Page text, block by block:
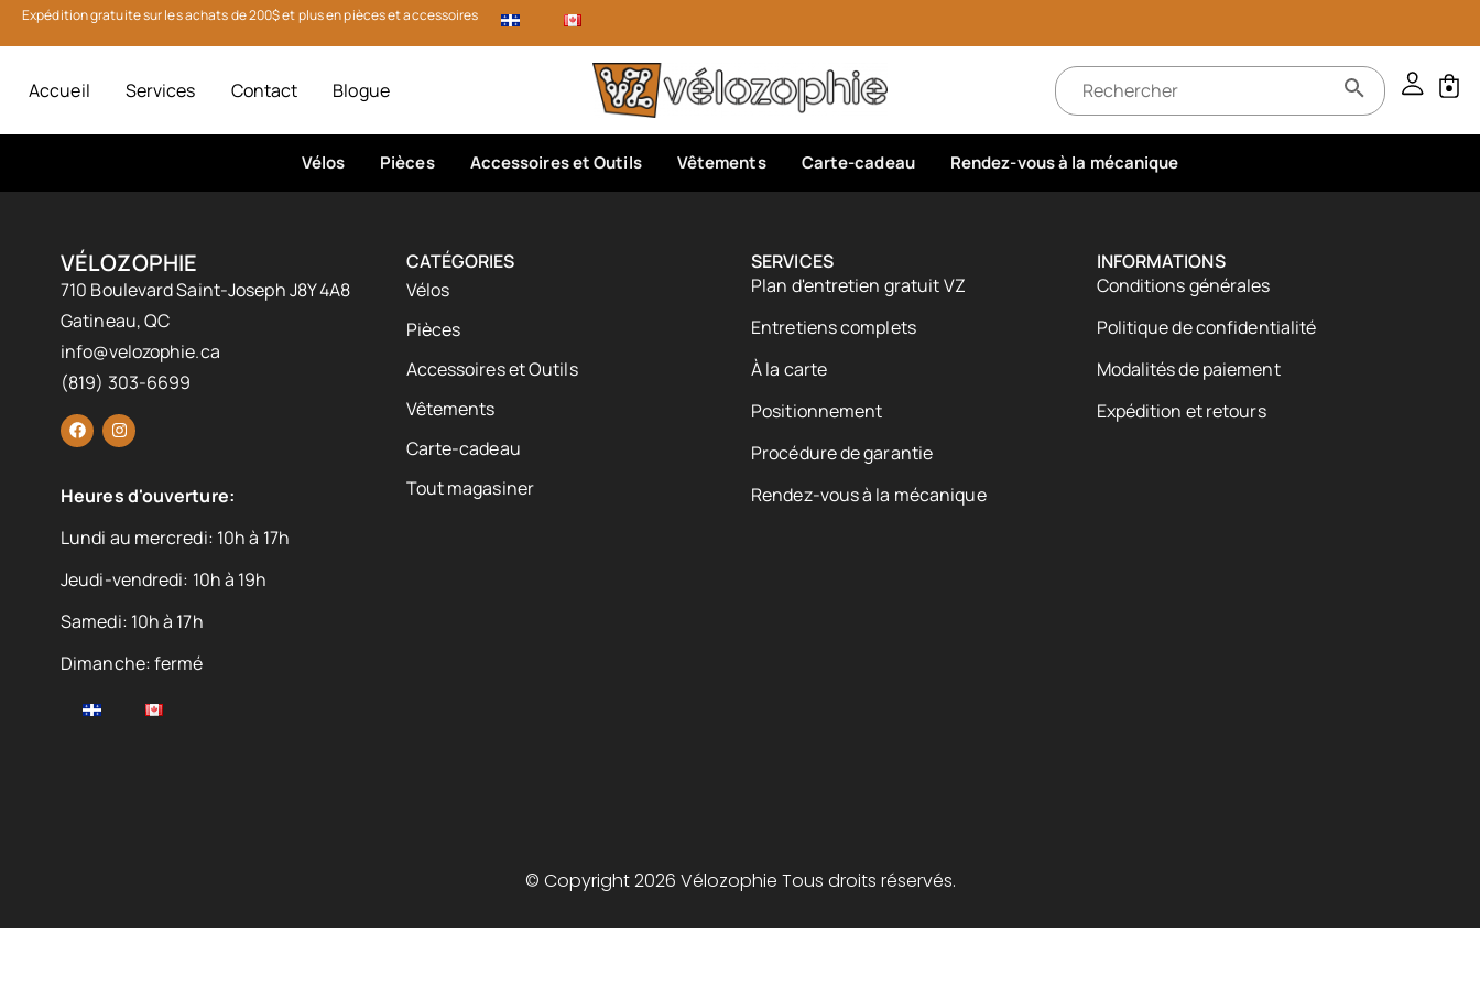
Expédition gratuite sur les achats de 200$ et plus en pièces et accessoires
Accueil Services Contact Blogue
Vélos Pièces Accessoires et Outils Vêtements Carte-cadeau Rendez-vous à la mécanique
VÉLOZOPHIE
710 Boulevard Saint-Joseph J8Y 4A8
Gatineau, QC
info@velozophie.ca
(819) 303-6699
Heures d'ouverture:
Lundi au mercredi: 10h à 17h
Jeudi-vendredi: 10h à 19h
Samedi: 10h à 17h
Dimanche: fermé
CATÉGORIES
Vélos
Pièces
Accessoires et Outils
Vêtements
Carte-cadeau
Tout magasiner
SERVICES
Plan d'entretien gratuit VZ
Entretiens complets
À la carte
Positionnement
Procédure de garantie
Rendez-vous à la mécanique
INFORMATIONS
Conditions générales
Politique de confidentialité
Modalités de paiement
Expédition et retours
© Copyright 2026 Vélozophie Tous droits réservés.